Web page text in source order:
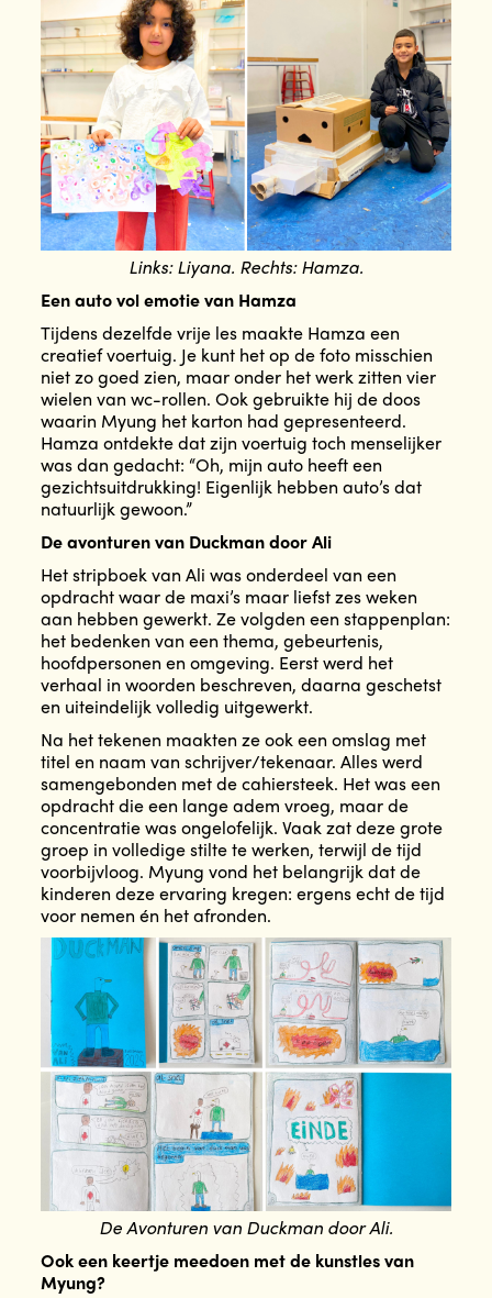
Links: Liyana. Rechts: Hamza.
Een auto vol emotie van Hamza
Tijdens dezelfde vrije les maakte Hamza een
creatief voertuig. Je kunt het op de foto misschien
niet zo goed zien, maar onder het werk zitten vier
wielen van wc-rollen. Ook gebruikte hij de doos
waarin Myung het karton had gepresenteerd.
Hamza ontdekte dat zijn voertuig toch menselijker
was dan gedacht: “Oh, mijn auto heeft een
gezichtsuitdrukking! Eigenlijk hebben auto’s dat
natuurlijk gewoon.”
De avonturen van Duckman door Ali
Het stripboek van Ali was onderdeel van een
opdracht waar de maxi’s maar liefst zes weken
aan hebben gewerkt. Ze volgden een stappenplan:
het bedenken van een thema, gebeurtenis,
hoofdpersonen en omgeving. Eerst werd het
verhaal in woorden beschreven, daarna geschetst
en uiteindelijk volledig uitgewerkt.
Na het tekenen maakten ze ook een omslag met
titel en naam van schrijver/tekenaar. Alles werd
samengebonden met de cahiersteek. Het was een
opdracht die een lange adem vroeg, maar de
concentratie was ongelofelijk. Vaak zat deze grote
groep in volledige stilte te werken, terwijl de tijd
voorbijvloog. Myung vond het belangrijk dat de
kinderen deze ervaring kregen: ergens echt de tijd
voor nemen én het afronden.
De Avonturen van Duckman door Ali.
Ook een keertje meedoen met de kunstles van
Myung?